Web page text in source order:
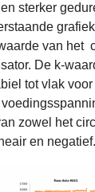
sterker
van het
De k-
tot vlak
zowel het
en negatief.